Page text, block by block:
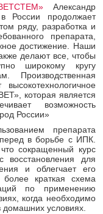
Александр
России продолжает
ряду, разработка и
препарата,
достижение. Наши
делают все, чтобы
широкому кругу
Производственная
которая является
возможность
России»
препарата
в борьбе с ИПК.
сокращенный курс
восстановления для
и облегчает его
краткая схема
по применению
когда необходимо
домашних условиях.